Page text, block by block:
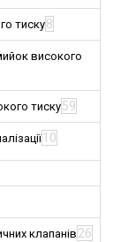
тиску8
високого
тиску59
10
клапанів 26